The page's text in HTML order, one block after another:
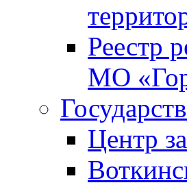
Реестр
МО
Центр